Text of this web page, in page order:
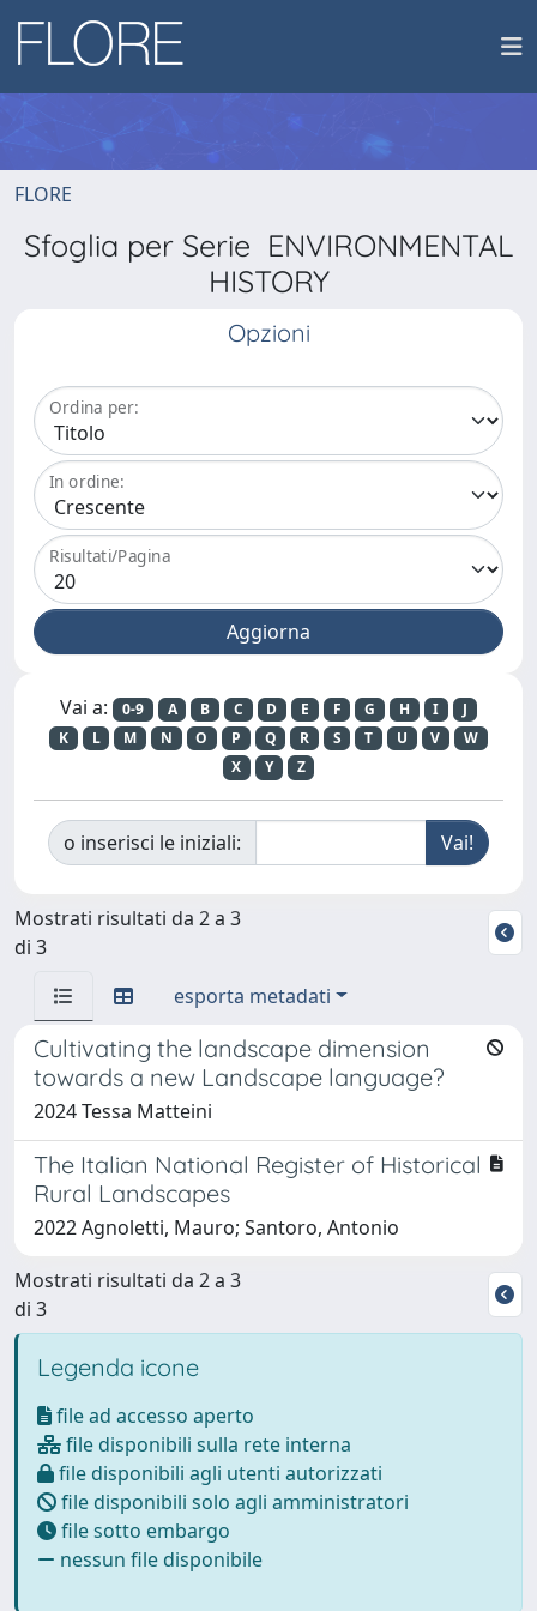
FLORE
Sfoglia per Serie ENVIRONMENTAL
HISTORY
Opzioni
Ordina per:
In ordine:
Risultati/Pagina
Vai a: 0-9 A B C D E F G H I
J
K
L M N O P Q R S T U V
W
X
Y Z
o inserisci le iniziali:
Mostrati risultati da 2 a 3
di 3
esporta metadati
Cultivating the landscape dimension
towards a new Landscape language?
2024 Tessa Matteini
The Italian National Register of Historical
Rural Landscapes
2022 Agnoletti, Mauro; Santoro, Antonio
Mostrati risultati da 2 a 3
di 3
Legenda icone
file ad accesso aperto
file disponibili sulla rete interna
file disponibili agli utenti autorizzati
file disponibili solo agli amministratori
file sotto embargo
nessun file disponibile